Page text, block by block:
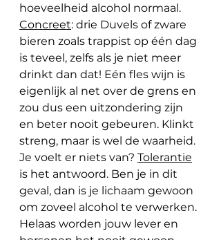
hoeveelheid alcohol normaal.
Concreet: drie Duvels of zware
bieren zoals trappist op één dag
is teveel, zelfs als je niet meer
drinkt dan dat! Eén fles wijn is
eigenlijk al net over de grens en
zou dus een uitzondering zijn
en beter nooit gebeuren. Klinkt
streng, maar is wel de waarheid.
Je voelt er niets van? Tolerantie
is het antwoord. Ben je in dit
geval, dan is je lichaam gewoon
om zoveel alcohol te verwerken.
Helaas worden jouw lever en